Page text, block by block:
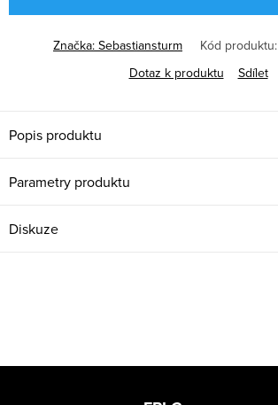
Značka: Sebastiansturm Kód produktu:
Dotaz k produktu
Sdílet
Popis produktu
Parametry produktu
Diskuze